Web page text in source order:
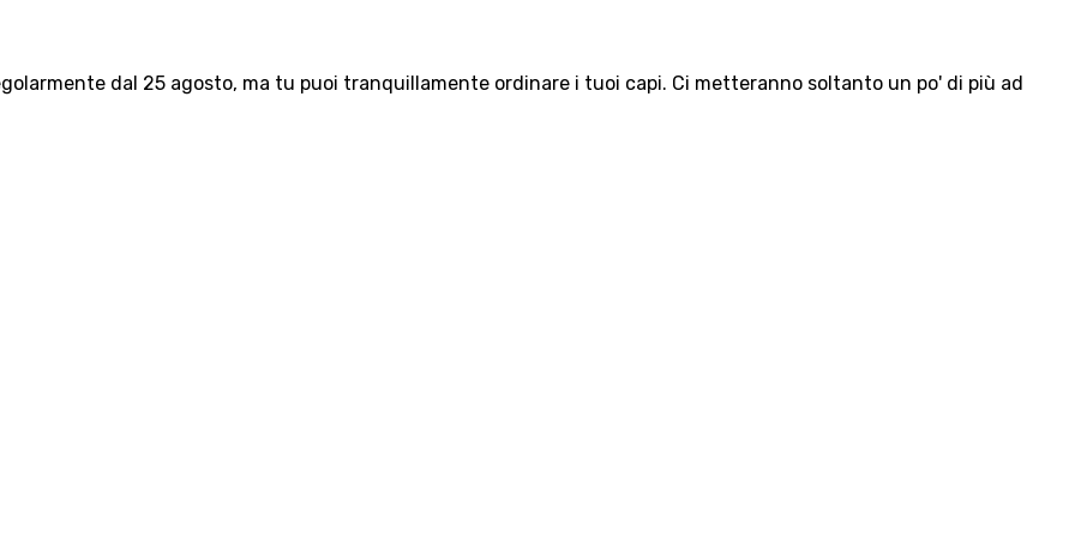
dal 25 agosto, ma tu puoi tranquillamente ordinare i tuoi capi. Ci metteranno soltanto un po' di più ad